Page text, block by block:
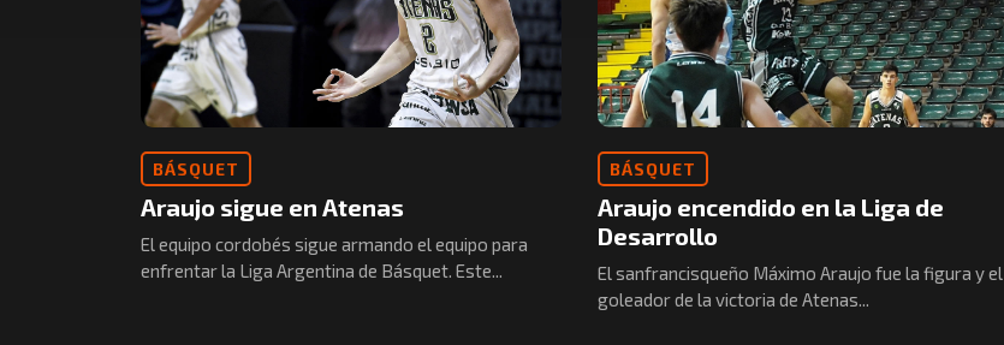
BÁSQUET
Araujo sigue en Atenas
El equipo cordobés sigue armando el equipo para
enfrentar la Liga Argentina de Básquet. Este...
BÁSQUET
Araujo encendido en la Liga de
Desarrollo
El sanfrancisqueño Máximo Araujo fue la figura y el
goleador de la victoria de Atenas...